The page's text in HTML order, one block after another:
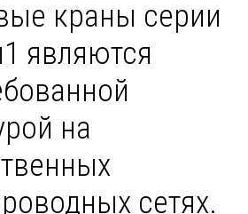
краны серии
являются
на
сетях.